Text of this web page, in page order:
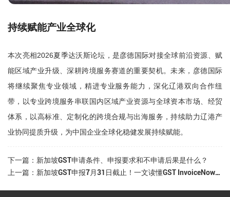
持续赋能产业全球化
本次亮相2026夏季达沃斯论坛，是彦德国际对接全球前沿资源、赋
能区域产业升级、深耕跨境服务赛道的重要契机。未来，彦德国际
将继续聚焦专业领域，精进专业服务能力，深化辽港双向合作纽
带，以专业跨境服务串联国内区域产业资源与全球资本市场、经贸
体系，以高标准、定制化的跨境合规与出海服务，持续助力辽港产
业协同提质升级，为中国企业全球化稳健发展持续赋能。
下一篇：新加坡GST申请条件、申报要求和不申请后果是什么？
上一篇：新加坡GST申报7月31日截止！一文读懂GST InvoiceNow新规要点